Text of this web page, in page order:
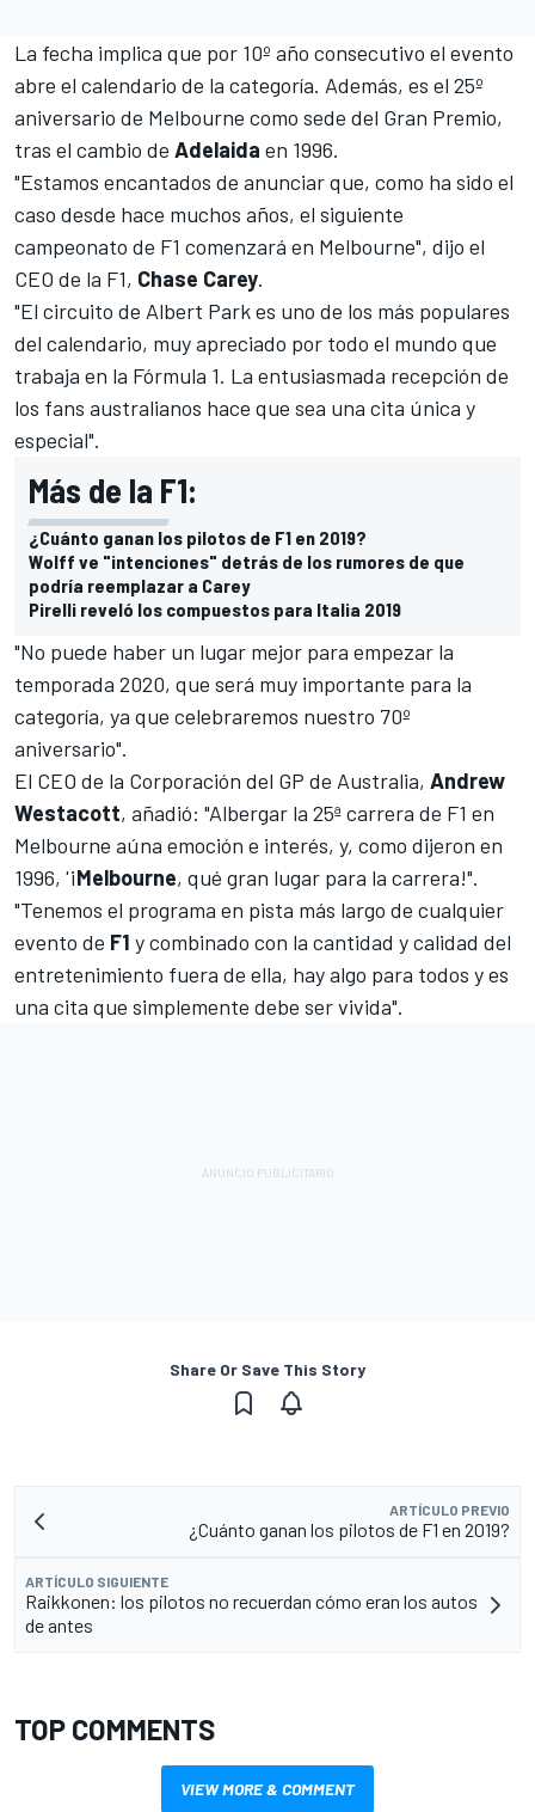
La fecha implica que por 10º año consecutivo el evento
abre el calendario de la categoría. Además, es el 25º
aniversario de Melbourne como sede del Gran Premio,
tras el cambio de Adelaida en 1996.
"Estamos encantados de anunciar que, como ha sido el
caso desde hace muchos años, el siguiente
campeonato de F1 comenzará en Melbourne", dijo el
CEO de la F1, Chase Carey.
"El circuito de Albert Park es uno de los más populares
del calendario, muy apreciado por todo el mundo que
trabaja en la Fórmula 1. La entusiasmada recepción de
los fans australianos hace que sea una cita única y
especial".
Más de la F1:
¿Cuánto ganan los pilotos de F1 en 2019?
Wolff ve "intenciones" detrás de los rumores de que
podría reemplazar a Carey
Pirelli reveló los compuestos para Italia 2019
"No puede haber un lugar mejor para empezar la
temporada 2020, que será muy importante para la
categoría, ya que celebraremos nuestro 70º
aniversario".
El CEO de la Corporación del GP de Australia, Andrew
Westacott, añadió: "Albergar la 25ª carrera de F1 en
Melbourne aúna emoción e interés, y, como dijeron en
1996, '¡Melbourne, qué gran lugar para la carrera!".
"Tenemos el programa en pista más largo de cualquier
evento de F1 y combinado con la cantidad y calidad del
entretenimiento fuera de ella, hay algo para todos y es
una cita que simplemente debe ser vivida".
Share Or Save This Story
ARTÍCULO PREVIO
¿Cuánto ganan los pilotos de F1 en 2019?
ARTÍCULO SIGUIENTE
Raikkonen: los pilotos no recuerdan cómo eran los autos
de antes
TOP COMMENTS
VIEW MORE & COMMENT